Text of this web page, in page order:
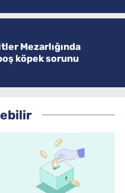
Mezarlığında
köpek sorunu